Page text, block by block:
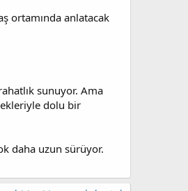
ortamında anlatacak
sunuyor. Ama
dolu bir
daha uzun sürüyor.